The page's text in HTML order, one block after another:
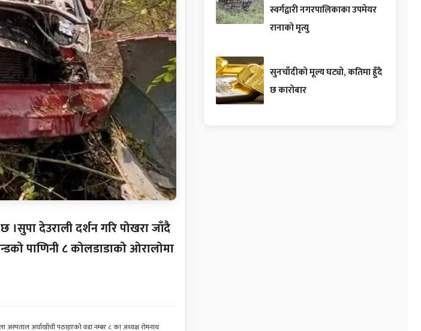
।सुपा देउराली दर्शन गरि पोखरा जाँदै
पाणिनी ८ कोलडाडाको ओरालोमा
अर्घाखाँची पठाइएको वडा नम्बर ८ का अध्यक्ष रोमनाथ
स्वर्गद्वारी नगरपालिकाका उपमेयर
रानाको मृत्यु
सुनचाँदीको मूल्य घट्यो, कतिमा हुँदै
छ कारोबार